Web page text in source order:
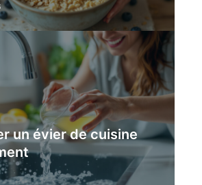
un évier de cuisine